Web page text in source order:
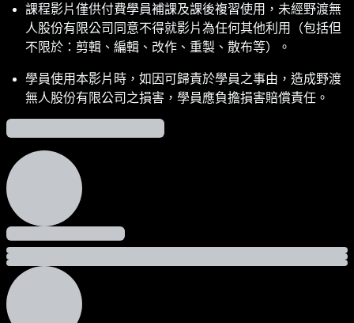
課程影片僅供付費學員補課及課後複習使用，未經野渡無
人股份有限公司同意不得就影片為任何其他利用（包括但
不限於：剪輯、編輯、改作、重製、散布等）。
學員使用本影片時，如因可歸責於學員之事由，造成野渡
無人股份有限公司之損害，學員應負擔損害賠償責任。